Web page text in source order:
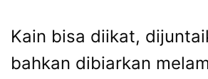
Kain bisa diikat,
bahkan dibiarkan